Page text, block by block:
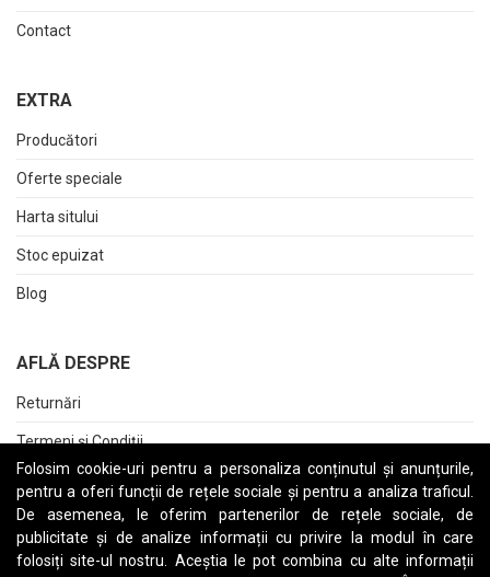
Folosim cookie-uri pentru a personaliza conținutul și anunțurile,
pentru a oferi funcții de rețele sociale și pentru a analiza traficul.
De asemenea, le oferim partenerilor de rețele sociale, de
publicitate și de analize informații cu privire la modul în care
folosiți site-ul nostru. Aceștia le pot combina cu alte informații
Contact
EXTRA
Producători
Oferte speciale
Harta sitului
Stoc epuizat
Blog
AFLĂ DESPRE
Returnări
Termeni și Condiții
Raport date personale
Cerere stergere cont